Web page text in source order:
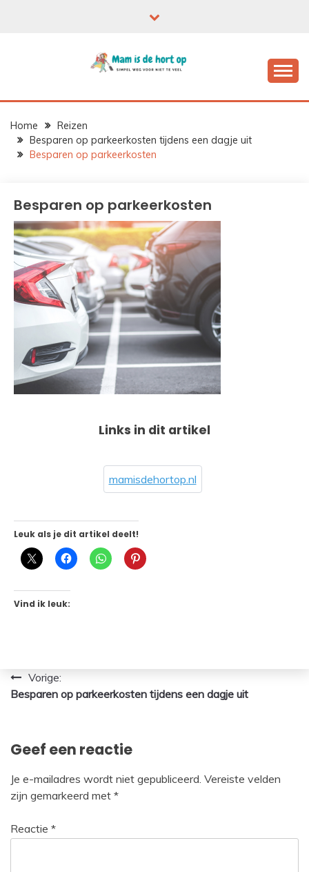
Home
Reizen
Besparen op parkeerkosten tijdens een dagje uit
Besparen op parkeerkosten
Besparen op parkeerkosten
Links in dit artikel
mamisdehortop.nl
Leuk als je dit artikel deelt!
Vind ik leuk:
Bericht
navigatie
Vorige:
Besparen op parkeerkosten tijdens een dagje uit
Geef een reactie
Je e-mailadres wordt niet gepubliceerd. Vereiste velden
zijn gemarkeerd met *
Reactie *